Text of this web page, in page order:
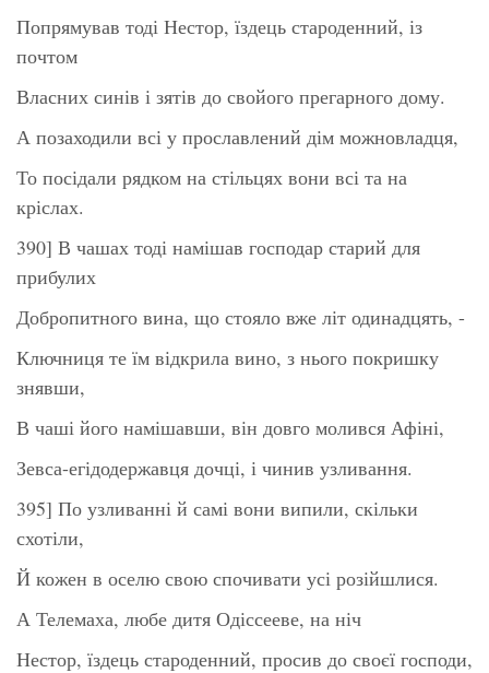
Попрямував тоді Нестор, їздець староденний, із
почтом
Власних синів і зятів до свойого прегарного дому.
А позаходили всі у прославлений дім можновладця,
То посідали рядком на стільцях вони всі та на
кріслах.
390] В чашах тоді намішав господар старий для
прибулих
Добропитного вина, що стояло вже літ одинадцять, -
Ключниця те їм відкрила вино, з нього покришку
знявши,
В чаші його намішавши, він довго молився Афіні,
Зевса-егідодержавця дочці, і чинив узливання.
395] По узливанні й самі вони випили, скільки
схотіли,
Й кожен в оселю свою спочивати усі розійшлися.
А Телемаха, любе дитя Одіссееве, на ніч
Нестор, їздець староденний, просив до своєї господи,